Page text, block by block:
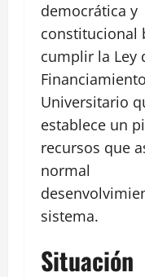
democrática y
constitucional
cumplir la Ley
Financiamiento
Universitario
establece un
recursos que
normal
sistema.
Situación